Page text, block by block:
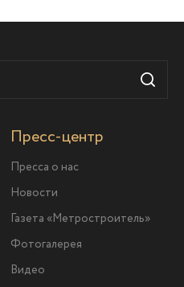
Пресс-центр
Пресса о нас
Новости
Газета «Метростроитель»
Фотогалерея
Видео